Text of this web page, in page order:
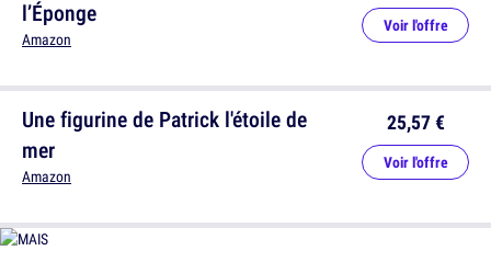
l’Éponge
Amazon
Voir l'offre
Une figurine de Patrick l'étoile de
mer
Amazon
25,57 €
Voir l'offre